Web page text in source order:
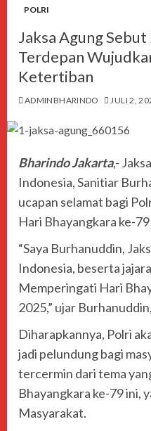
POLRI
Jaksa Agung
Terdepan
Ketertiban
ADMINBHARINDO JULI 2,
Bharindo Jakarta,-
Indonesia, Sanitiar
ucapan selamat bagi
Hari Bhayangkara ke-
“Saya Burhanuddin,
Indonesia, beserta
Memperingati Hari
2025,” ujar
Diharapkannya, Polri
jadi pelundung bagi
tercermin dari tema
Bhayangkara ke-79 ini,
Masyarakat.